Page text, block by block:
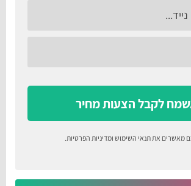
לקבל הצעות מחיר
מאשרים אתתנאי השימוש ומדיניות הפרטיות.